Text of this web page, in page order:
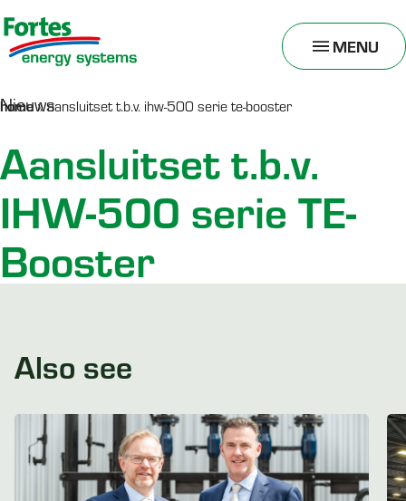
MENU
TOGGLE
MENU
home»aansluitset t.b.v. ihw-500 serie te-booster
Nieuws
Aansluitset t.b.v.
IHW-500 serie TE-
Booster
Also see